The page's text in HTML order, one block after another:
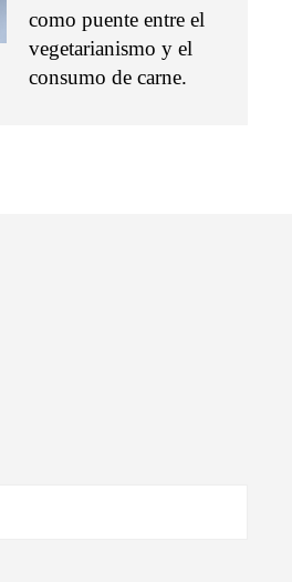
como puente entre el
vegetarianismo y el
consumo de carne.